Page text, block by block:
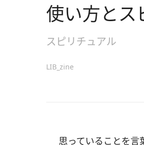
使い方とス
スピリチュアル
LIB_zine
思っていることを言